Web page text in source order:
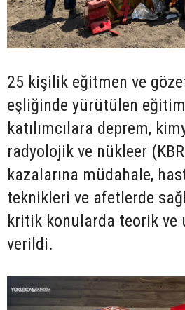
25 kişilik eğitmen ve
eşliğinde yürütülen
katılımcılara deprem,
radyolojik ve nükleer
kazalarına müdahale,
teknikleri ve afetlerde
kritik konularda teorik ve
verildi.